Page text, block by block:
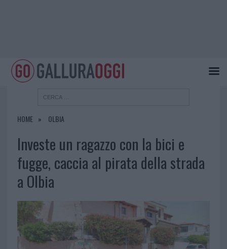
HOME OLBIA
Investe un ragazzo con la bici e
fugge, caccia al pirata della strada
a Olbia